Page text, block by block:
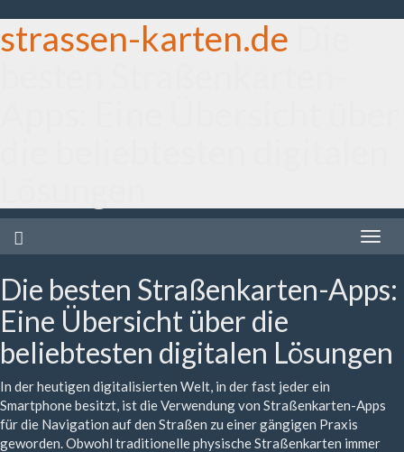
strassen-karten.de
Toggle
Die besten Straßenkarten-Apps:
Eine Übersicht über die
beliebtesten digitalen Lösungen
In der heutigen digitalisierten Welt, in der fast jeder ein
Smartphone besitzt, ist die Verwendung von Straßenkarten-Apps
für die Navigation auf den Straßen zu einer gängigen Praxis
geworden. Obwohl traditionelle physische Straßenkarten immer